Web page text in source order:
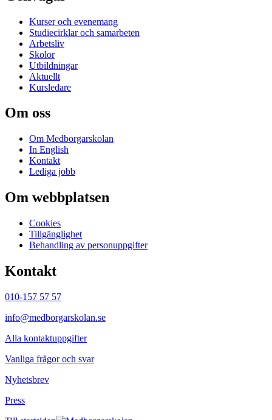
Kurser och evenemang
Studiecirklar och samarbeten
Arbetsliv
Skolor
Utbildningar
Aktuellt
Kursledare
Om oss
Om Medborgarskolan
In English
Kontakt
Lediga jobb
Om webbplatsen
Cookies
Tillgänglighet
Behandling av personuppgifter
Kontakt
010-157 57 57
info@medborgarskolan.se
Alla kontaktuppgifter
Vanliga frågor och svar
Nyhetsbrev
Press